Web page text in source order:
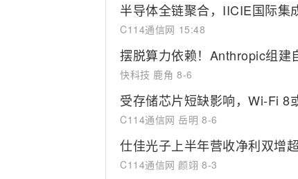
半导体全链聚合，IICIE国际集
C114通信网 15:48
摆脱算力依赖！Anthropic组建
快科技 鹿角 8-6
受存储芯片短缺影响，Wi-Fi 8
C114通信网 岳明 8-6
仕佳光子上半年营收净利双增
C114通信网 颜翊 8-3